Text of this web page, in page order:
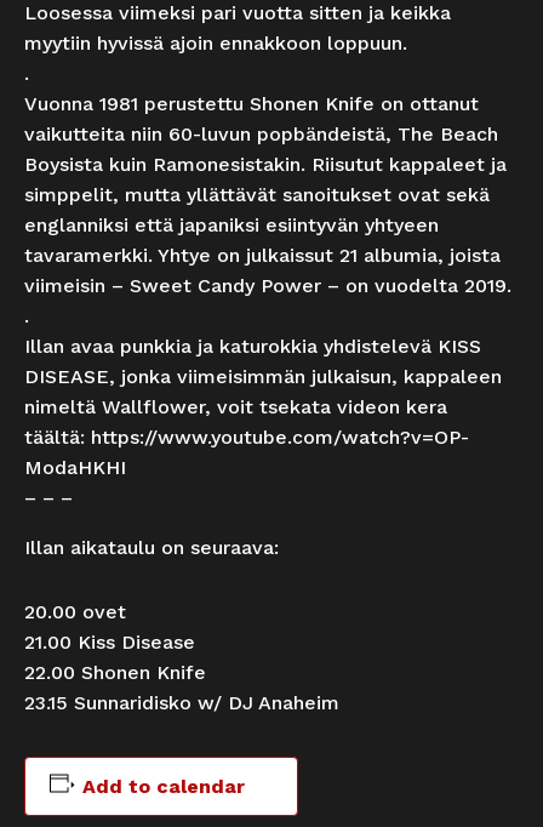
Loosessa viimeksi pari vuotta sitten ja keikka
myytiin hyvissä ajoin ennakkoon loppuun.
.
Vuonna 1981 perustettu Shonen Knife on ottanut
vaikutteita niin 60-luvun popbändeistä, The Beach
Boysista kuin Ramonesistakin. Riisutut kappaleet ja
simppelit, mutta yllättävät sanoitukset ovat sekä
englanniksi että japaniksi esiintyvän yhtyeen
tavaramerkki. Yhtye on julkaissut 21 albumia, joista
viimeisin – Sweet Candy Power – on vuodelta 2019.
.
Illan avaa punkkia ja katurokkia yhdistelevä KISS
DISEASE, jonka viimeisimmän julkaisun, kappaleen
nimeltä Wallflower, voit tsekata videon kera
täältä: https://www.youtube.com/watch?v=OP-
ModaHKHI
– – –
Illan aikataulu on seuraava:
20.00 ovet
21.00 Kiss Disease
22.00 Shonen Knife
23.15 Sunnaridisko w/ DJ Anaheim
Add to calendar